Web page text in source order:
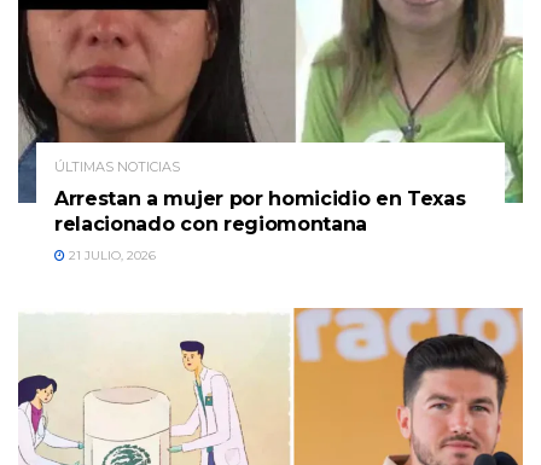
ÚLTIMAS NOTICIAS
Arrestan a mujer por homicidio en Texas
relacionado con regiomontana
21 JULIO, 2026